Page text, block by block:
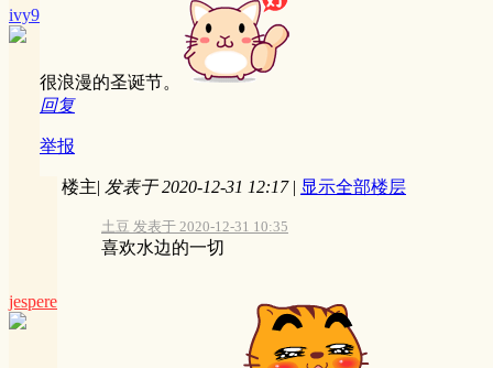
ivy9
很浪漫的圣诞节。
回复
举报
jespere
楼主| 发表于 2020-12-31 12:17 | 显示全部楼层
土豆 发表于 2020-12-31 10:35
喜欢水边的一切